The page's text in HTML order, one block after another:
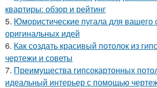
квартиры: обзор и рейтинг
5. Юмористические пугала для вашего
оригинальных идей
6. Как создать красивый потолок из
чертежи и советы
7. Преимущества гипсокартонных
идеальный интерьер с помощью